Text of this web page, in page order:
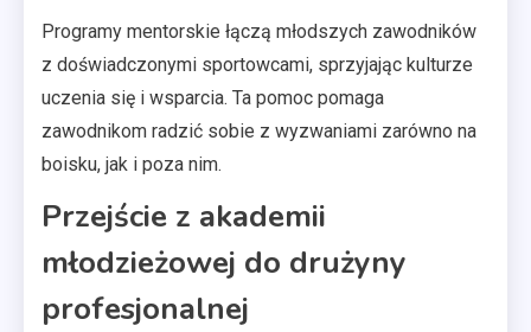
Programy mentorskie łączą młodszych zawodników
z doświadczonymi sportowcami, sprzyjając kulturze
uczenia się i wsparcia. Ta pomoc pomaga
zawodnikom radzić sobie z wyzwaniami zarówno na
boisku, jak i poza nim.
Przejście z akademii
młodzieżowej do drużyny
profesjonalnej